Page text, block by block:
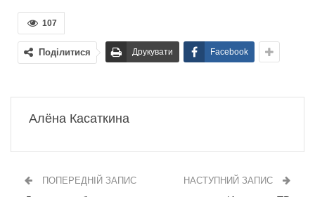
107
Поділитися Друкувати Facebook
Алёна Касаткина
ПОПЕРЕДНІЙ ЗАПИС НАСТУПНИЙ ЗАПИС